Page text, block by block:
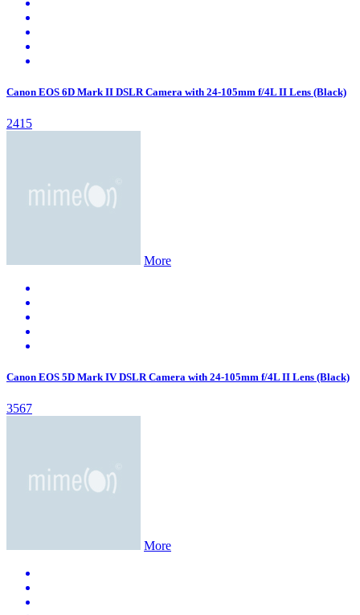
Canon EOS 6D Mark II DSLR Camera with 24-105mm f/4L II Lens (Black)
2415
More
Canon EOS 5D Mark IV DSLR Camera with 24-105mm f/4L II Lens (Black)
3567
More